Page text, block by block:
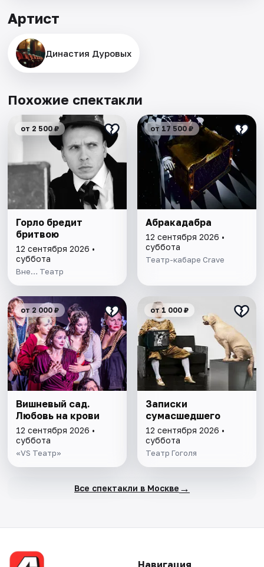
Артист
Династия Дуровых
Похожие спектакли
от 2 500 ₽
Горло бредит
бритвою
12 сентября 2026 •
суббота
Вне… Театр
от 17 500 ₽
Абракадабра
12 сентября 2026 •
суббота
Театр-кабаре Crave
от 2 000 ₽
Вишневый сад.
Любовь на крови
12 сентября 2026 •
суббота
«VS Театр»
от 1 000 ₽
Записки
сумасшедшего
12 сентября 2026 •
суббота
Театр Гоголя
Все спектакли в Москве →